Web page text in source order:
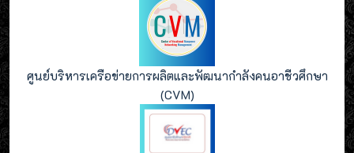
ศูนย์บริหารเครือข่ายการผลิตและพัฒนากำลังคนอาชีวศึกษา
(CVM)